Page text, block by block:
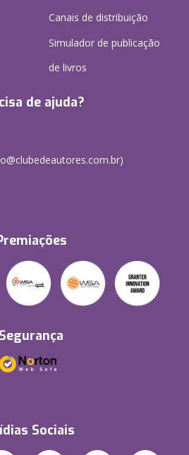
Canais de distribuição
Simulador de publicação
de livros
de ajuda?
Segurança
Sociais